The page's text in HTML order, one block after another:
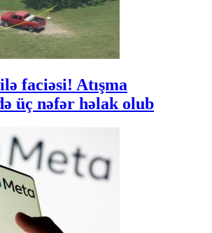
faciəsi! Atışma
üç nəfər həlak olub